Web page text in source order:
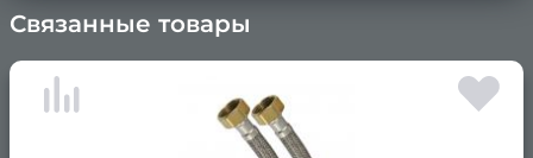
Связанные товары